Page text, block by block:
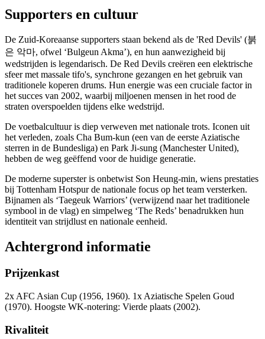
Supporters en cultuur
De Zuid-Koreaanse supporters staan bekend als de 'Red Devils' (붉
은 악마, ofwel ‘Bulgeun Akma’), en hun aanwezigheid bij
wedstrijden is legendarisch. De Red Devils creëren een elektrische
sfeer met massale tifo's, synchrone gezangen en het gebruik van
traditionele koperen drums. Hun energie was een cruciale factor in
het succes van 2002, waarbij miljoenen mensen in het rood de
straten overspoelden tijdens elke wedstrijd.
De voetbalcultuur is diep verweven met nationale trots. Iconen uit
het verleden, zoals Cha Bum-kun (een van de eerste Aziatische
sterren in de Bundesliga) en Park Ji-sung (Manchester United),
hebben de weg geëffend voor de huidige generatie.
De moderne superster is onbetwist Son Heung-min, wiens prestaties
bij Tottenham Hotspur de nationale focus op het team versterken.
Bijnamen als ‘Taegeuk Warriors’ (verwijzend naar het traditionele
symbool in de vlag) en simpelweg ‘The Reds’ benadrukken hun
identiteit van strijdlust en nationale eenheid.
Achtergrond informatie
Prijzenkast
2x AFC Asian Cup (1956, 1960). 1x Aziatische Spelen Goud
(1970). Hoogste WK-notering: Vierde plaats (2002).
Rivaliteit